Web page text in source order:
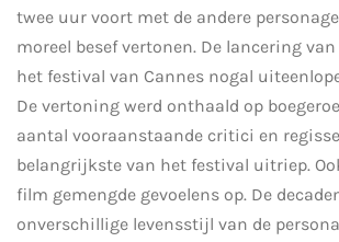
twee uur voort met de andere
moreel besef vertonen. De lancering
het festival van Cannes nogal
De vertoning werd onthaald op
aantal vooraanstaande critici en
belangrijkste van het festival uitriep.
film gemengde gevoelens op. De
onverschillige levensstijl van de